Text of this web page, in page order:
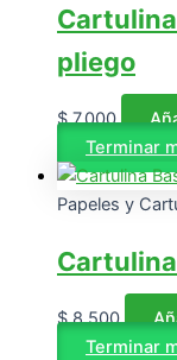
pliego
$7.000
Terminar
Papeles y
$8.500
Terminar